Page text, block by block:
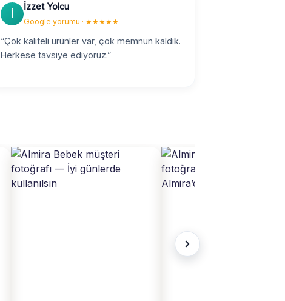
İ
İzzet Yolcu
Google yorumu · ★★★★★
“Çok kaliteli ürünler var, çok memnun kaldık.
Herkese tavsiye ediyoruz.”